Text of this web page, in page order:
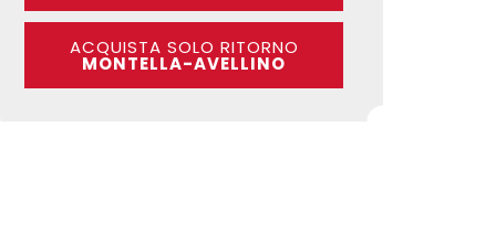
ACQUISTA SOLO RITORNO
MONTELLA-AVELLINO